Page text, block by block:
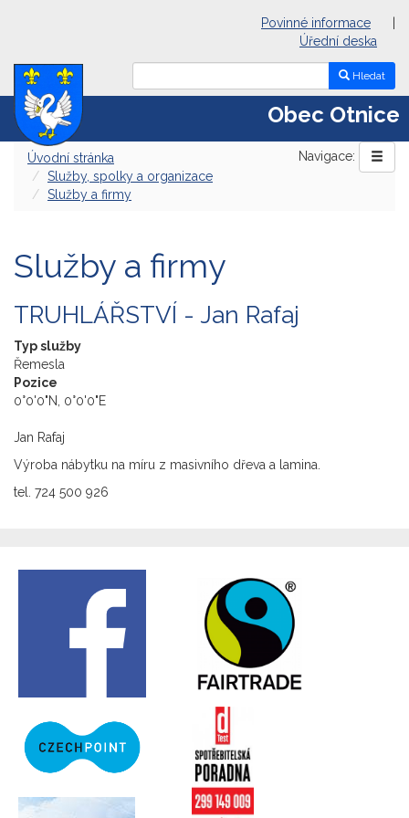
Povinné informace
Úřední deska
Hledat
Obec Otnice
Navigace:
Úvodní stránka
Služby, spolky a organizace
Služby a firmy
Služby a firmy
TRUHLÁŘSTVÍ - Jan Rafaj
Typ služby
Řemesla
Pozice
0°0'0"N, 0°0'0"E
Jan Rafaj
Výroba nábytku na míru z masivního dřeva a lamina.
tel. 724 500 926